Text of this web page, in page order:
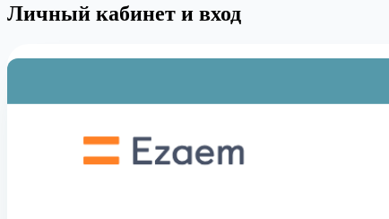
Личный кабинет и вход